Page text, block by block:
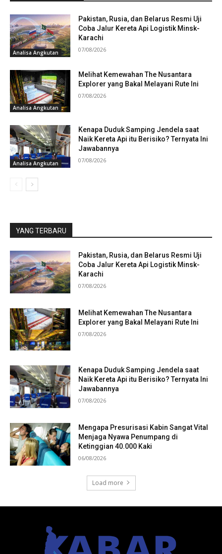
Analisa Angkutan
Pakistan, Rusia, dan Belarus Resmi Uji
Coba Jalur Kereta Api Logistik Minsk-
Karachi
07/08/2026
Analisa Angkutan
Melihat Kemewahan The Nusantara
Explorer yang Bakal Melayani Rute Ini
07/08/2026
Analisa Angkutan
Kenapa Duduk Samping Jendela saat
Naik Kereta Api itu Berisiko? Ternyata Ini
Jawabannya
07/08/2026
YANG TERBARU
Pakistan, Rusia, dan Belarus Resmi Uji
Coba Jalur Kereta Api Logistik Minsk-
Karachi
07/08/2026
Melihat Kemewahan The Nusantara
Explorer yang Bakal Melayani Rute Ini
07/08/2026
Kenapa Duduk Samping Jendela saat
Naik Kereta Api itu Berisiko? Ternyata Ini
Jawabannya
07/08/2026
Mengapa Presurisasi Kabin Sangat Vital
Menjaga Nyawa Penumpang di
Ketinggian 40.000 Kaki
06/08/2026
Load more